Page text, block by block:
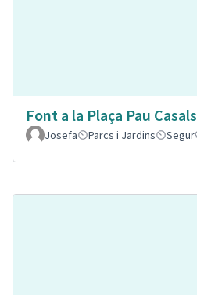
Font a la Plaça Pau Casals
Josefa
Parcs i Jardins Segur